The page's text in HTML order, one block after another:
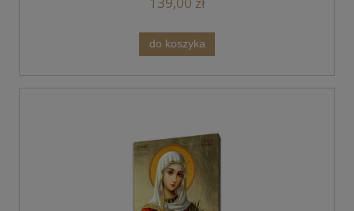
do koszyka